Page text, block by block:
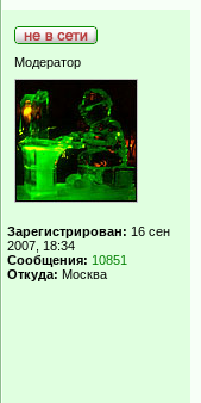
Модератор
Зарегистрирован: 16 сен
2007, 18:34
Сообщения: 10851
Откуда: Москва